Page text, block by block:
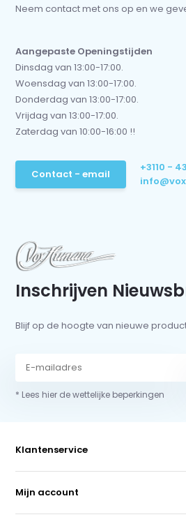
Neem contact met ons op en we
Aangepaste Openingstijden
Dinsdag van 13:00-17:00.
Woensdag van 13:00-17:00.
Donderdag van 13:00-17:00.
Vrijdag van 13:00-17:00.
Zaterdag van 10:00-16:00 !!
Contact - email
+3110 -
Inschrijven
Blijf op de hoogte van nieuwe
* Lees hier de wettelijke beperkingen
Klantenservice
Mijn account